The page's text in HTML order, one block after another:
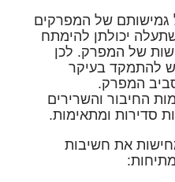
גמישותם של המפרקים
יכולתן להימתח
של המפרק. לכן
להתמקד בעיקר
המפרק.
החיבור והשרירים
סדירות ומתאימות.
את חשיבות